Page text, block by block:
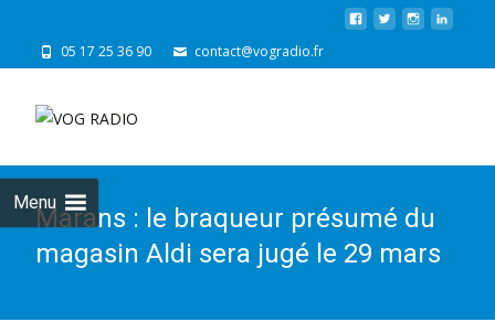
05 17 25 36 90 contact@vogradio.fr
Menu
Marans : le braqueur présumé du
magasin Aldi sera jugé le 29 mars